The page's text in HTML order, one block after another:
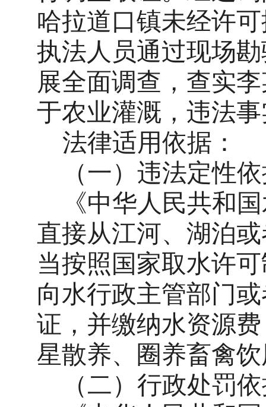
哈拉道口镇未经许
执法人员通过现场
展全面调查，查实
于农业灌溉，违法
法律适用依据：
（一） 违法定性
《中华人民共和
直接从江河、湖泊
当按照国家取水许
向水行政主管部门
证，并缴纳水资源
星散养、圈养畜禽
（二） 行政处罚